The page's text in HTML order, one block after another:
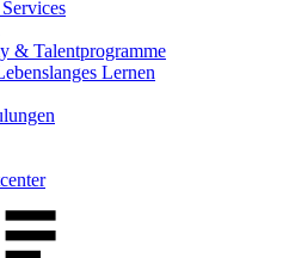
& Talentprogramme
Lernen